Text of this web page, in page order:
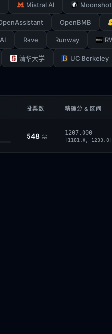
Mistral AI Moonshot
OpenBMB
Reve Runway
清华大学 UC Berkeley
投票数 精确分 & 区间
548 票
1207.000
[1181.0, 1233.0]